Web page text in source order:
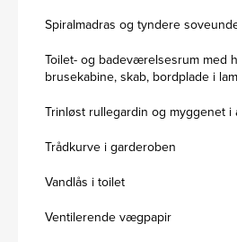
Spiralmadras og tyndere
Toilet- og badeværelsesrum med
brusekabine, skab, bordplade i
Trinløst rullegardin og myggenet
Trådkurve i garderoben
Vandlås i toilet
Ventilerende vægpapir